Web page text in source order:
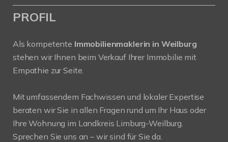
PROFIL
Als kompetente Immobilienmaklerin in Weilburg
stehen wir Ihnen beim Verkauf Ihrer Immobilie mit
Empathie zur Seite.
Mit umfassendem Fachwissen und lokaler Expertise
beraten wir Sie in allen Fragen rund um Ihr Haus oder
Ihre Wohnung im Landkreis Limburg-Weilburg.
Sprechen Sie uns an – wir sind für Sie da.